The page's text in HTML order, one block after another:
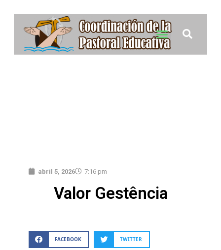
abril 5, 2026 7:16 pm
Valor Gestência
FACEBOOK TWITTER